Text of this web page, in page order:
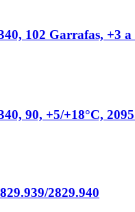
102 Garrafas, +3 a
90, +5/+18°C,
2829.940